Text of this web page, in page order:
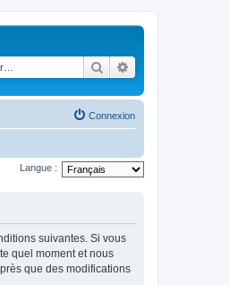
Rechercher
Connexion
Langue :
suivantes. Si vous
quel moment et nous
que des modifications